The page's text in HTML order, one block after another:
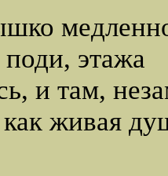
этажа
и там,
живая